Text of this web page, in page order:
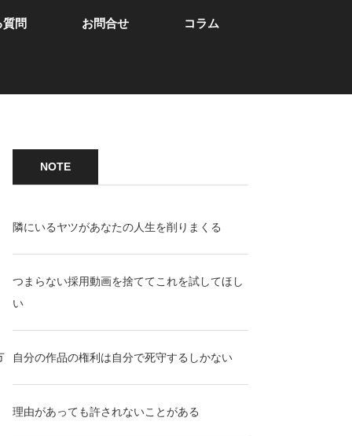
問 お問合せ コラム
NOTE
隣にいるヤツがあなたの人生を削りまくる
つまらない採用動画を捨ててこれを試してほし
い
自分の作品の権利は自分で死守するしかない
理由があっても許されないことがある